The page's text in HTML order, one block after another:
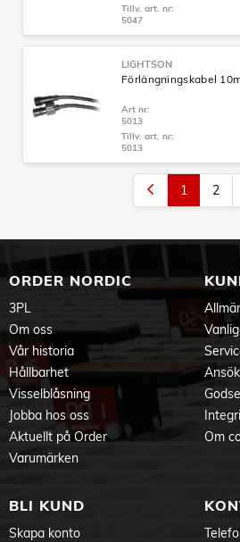
Tillv. art. nr:
5047
LIGHTSON
Förlängningskabel
Art nr:
5013
Tillv. art. nr:
5013
1 2
ORDER NORDIC
3PL
Om oss
Vår historia
Hållbarhet
Visselblåsning
Jobba hos oss
Aktuellt på Order
Varumärken
Om
BLI KUND
Skapa konto